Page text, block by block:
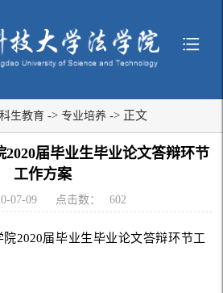
生教育 -> 专业培养 -> 正文
2020届毕业生毕业论文答辩环节
工作方案
07-09 点击数： 602
2020届毕业生毕业论文答辩环节工